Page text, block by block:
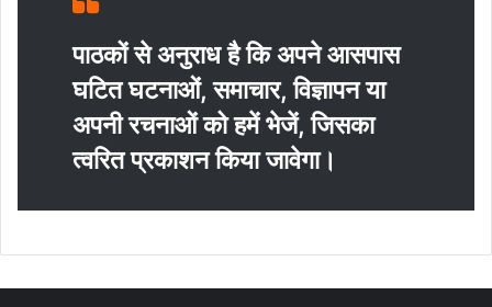
पाठकों से अनुराध है कि अपने आसपास
घटित घटनाओं, समाचार, विज्ञापन या
अपनी रचनाओं को हमें भेजें, जिसका
त्‍वरित प्रकाशन किया जावेगा।